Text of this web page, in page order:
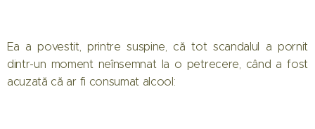
Ea a povestit, printre suspine, că tot scandalul a pornit
dintr-un moment neînsemnat la o petrecere, când a fost
acuzată că ar fi consumat alcool: